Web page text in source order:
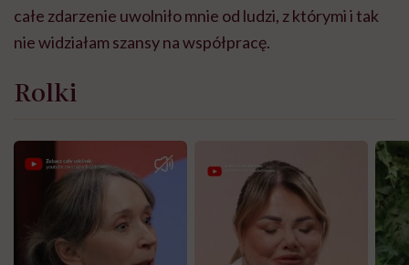
całe zdarzenie uwolniło mnie od ludzi, z którymi i tak
nie widziałam szansy na współpracę.
Rolki